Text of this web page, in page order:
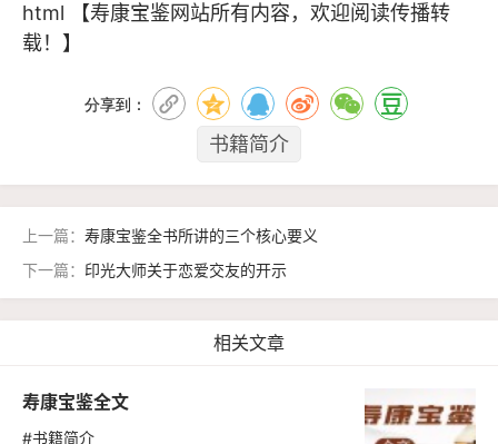
html 【寿康宝鉴网站所有内容，欢迎阅读传播转
载！】
分享到：
书籍简介
上一篇： 寿康宝鉴全书所讲的三个核心要义
下一篇： 印光大师关于恋爱交友的开示
相关文章
寿康宝鉴全文
#书籍简介